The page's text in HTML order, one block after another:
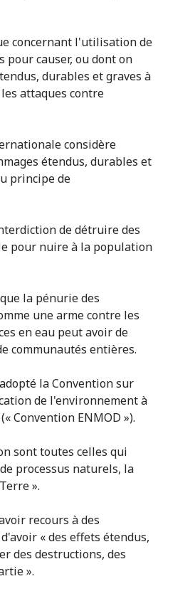
concernant l'utilisation de
pour causer, ou dont on
durables et graves à
attaques contre
considère
étendus, durables et
principe de
de détruire des
pour nuire à la population
la pénurie des
une arme contre les
en eau peut avoir de
communautés entières.
la Convention sur
de l'environnement à
Convention ENMOD »).
sont toutes celles qui
processus naturels, la
».
recours à des
« des effets étendus,
des destructions, des
».